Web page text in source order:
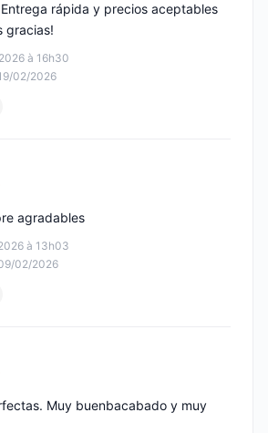
à 16h30
02/2026
rápida y precios aceptables
gracias!
à 13h03
02/2026
agradables
Muy buenbacabado y muy